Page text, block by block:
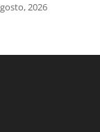
2026